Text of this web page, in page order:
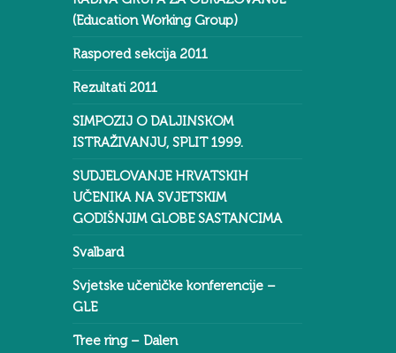
(Education Working Group)
Raspored sekcija 2011
Rezultati 2011
SIMPOZIJ O DALJINSKOM
ISTRAŽIVANJU, SPLIT 1999.
SUDJELOVANJE HRVATSKIH
UČENIKA NA SVJETSKIM
GODIŠNJIM GLOBE SASTANCIMA
Svalbard
Svjetske učeničke konferencije –
GLE
Tree ring – Dalen